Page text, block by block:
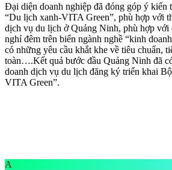
Đại diện doanh nghiệp đã đóng góp ý kiến
“Du lịch xanh-VITA Green”, phù hợp với
dịch vụ du lịch ở Quảng Ninh, phù hợp với
nghỉ đêm trên biển ngành nghề “kinh
có những yêu cầu khắt khe về tiêu chuẩn,
toàn….Kết quả bước đầu Quảng Ninh đã
doanh dịch vụ du lịch đăng ký triển khai
VITA Green”.
A